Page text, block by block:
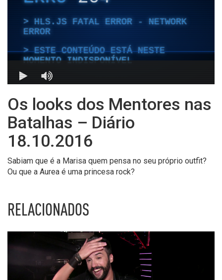
Os looks dos Mentores nas
Batalhas – Diário
18.10.2016
Sabiam que é a Marisa quem pensa no seu próprio outfit?
Ou que a Aurea é uma princesa rock?
RELACIONADOS